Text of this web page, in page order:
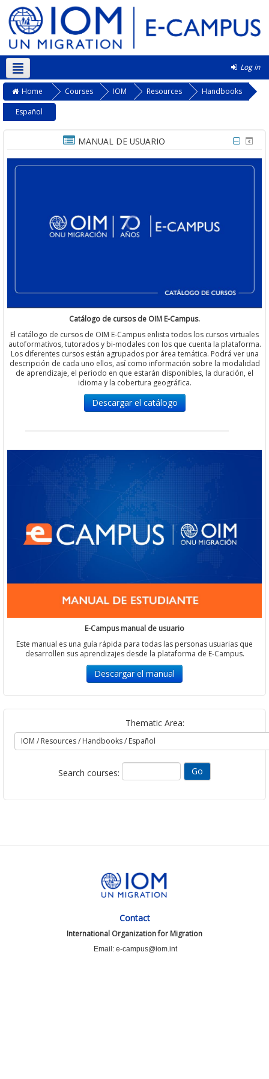
Log in
English ‎(en)‎
Home Courses IOM Resources
Handbooks
Español
MANUAL DE USUARIO
Catálogo de cursos de OIM E-Campus.
El catálogo de cursos de OIM E-Campus enlista todos los cursos virtuales
autoformativos, tutorados y bi-modales con los que cuenta la plataforma.
Los diferentes cursos están agrupados por área temática. Podrá ver una
descripción de cada uno ellos, así como información sobre la modalidad
de aprendizaje, el periodo en que estarán disponibles, la duración, el
idioma y la cobertura geográfica.
Descargar el catálogo
E-Campus manual de usuario
Este manual es una guía rápida para todas las personas usuarias que
desarrollen sus aprendizajes desde la plataforma de E-Campus.
Descargar el manual
Thematic Area:
Search courses:
Contact
International Organization for Migration
Email: e-campus@iom.int